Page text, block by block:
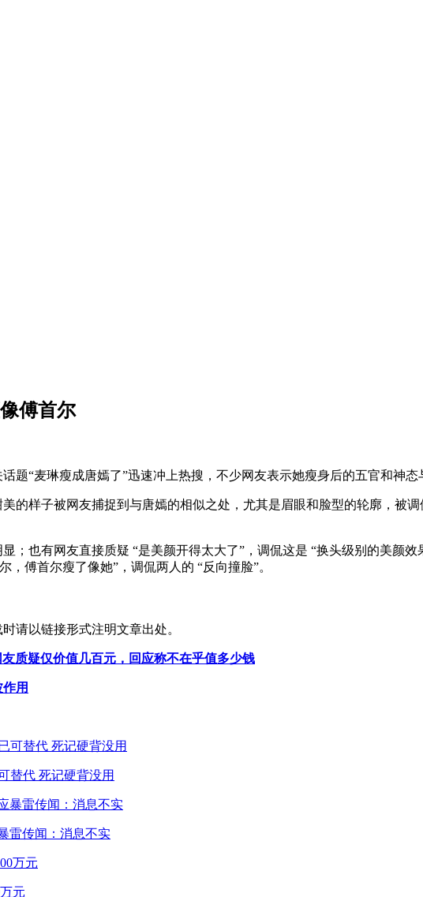
傅首尔
题“麦琳瘦成唐嫣了”迅速冲上热搜，不少网友表示她瘦身后的五官和神态
的样子被网友捕捉到与唐嫣的相似之处，尤其是眉眼和脸型的轮廓，被
；也有网友直接质疑 “是美颜开得太大了”，调侃这是 “换头级别的美颜
傅首尔瘦了像她”，调侃两人的 “反向撞脸”。
请以链接形式注明文章出处。
质疑仅价值几百元，回应称不在乎值多少钱
用
替代 死记硬背没用
雷传闻：消息不实
元